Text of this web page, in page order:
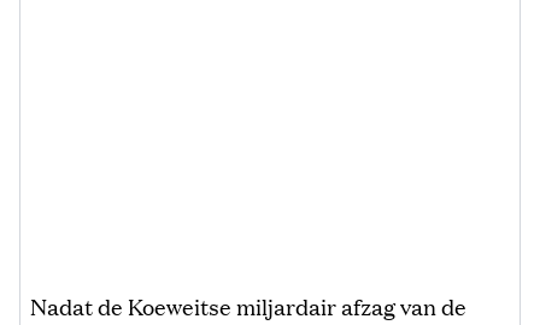
Nadat de Koeweitse miljardair afzag van de